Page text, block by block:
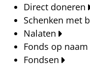
Direct doneren
Schenken met
Nalaten
Fonds op naam
Fondsen